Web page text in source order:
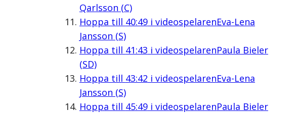
Qarlsson (C)
Hoppa till 40:49i videospelarenEva-Lena
Jansson (S)
Hoppa till 41:43 i videospelarenPaula Bieler
(SD)
Hoppa till 43:42 i videospelarenEva-Lena
Jansson (S)
Hoppa till 45:49i videospelarenPaula Bieler